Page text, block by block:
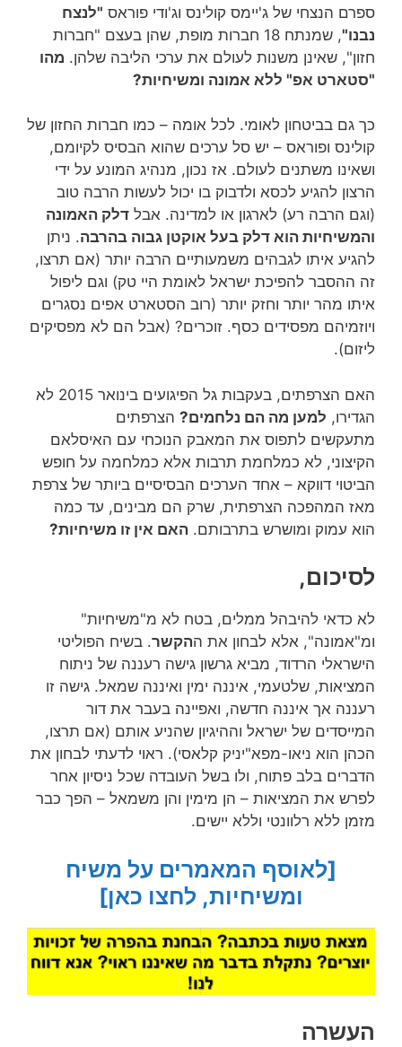
ספרם הנצחי של ג'יימס קולינס וג'ודי פוראס "לנצח
נבנו"
, שמנתח 18 חברות מופת, שהן בעצם "חברות
חזון", שאינן משנות לעולם את ערכי הליבה שלהן. מהו
"סטארט אפ" ללא אמונה ומשיחיות?
כך גם בביטחון לאומי. לכל אומה – כמו חברות החזון של
קולינס ופוראס – יש סל ערכים שהוא הבסיס לקיומם,
ושאינו משתנים לעולם. אז נכון, מנהיג המונע על ידי
הרצון להגיע לכסא ולדבוק בו יכול לעשות הרבה טוב
(וגם הרבה רע) לארגון או למדינה. אבל דלק האמונה
והמשיחיות הוא דלק בעל אוקטן גבוה בהרבה. ניתן
להגיע איתו לגבהים משמעותיים הרבה יותר (אם תרצו,
זה ההסבר להפיכת ישראל לאומת היי טק) וגם ליפול
איתו מהר יותר וחזק יותר (רוב הסטארט אפים נסגרים
ויוזמיהם מפסידים כסף. זוכרים? (אבל הם לא מפסיקים
ליזום).
האם הצרפתים, בעקבות גל הפיגועים בינואר 2015 לא
הגדירו, למען מה הם נלחמים? הצרפתים
מתעקשים לתפוס את המאבק הנוכחי עם האיסלאם
הקיצוני, לא כמלחמת תרבות אלא כמלחמה על חופש
הביטוי דווקא – אחד הערכים הבסיסיים ביותר של צרפת
מאז המהפכה הצרפתית, שרק הם מבינים, עד כמה
הוא עמוק ומושרש בתרבותם. האם אין זו משיחיות?
לסיכום,
לא כדאי להיבהל ממלים, בטח לא מ"משיחיות"
ומ"אמונה", אלא לבחון את ההקשר. בשיח הפוליטי
הישראלי הרדוד, מביא גרשון גישה רעננה של ניתוח
המציאות, שלטעמי, איננה ימין ואיננה שמאל. גישה זו
רעננה אך איננה חדשה, ואפיינה בעבר את דור
המייסדים של ישראל וההיגיון שהניע אותם (אם תרצו,
הכהן הוא ניאו-מפא"יניק קלאסי). ראוי לדעתי לבחון את
הדברים בלב פתוח, ולו בשל העובדה שכל ניסיון אחר
לפרש את המציאות – הן מימין והן משמאל – הפך כבר
מזמן ללא רלוונטי וללא יישים.
[לאוסף המאמרים על משיח
ומשיחיות, לחצו כאן]
העשרה